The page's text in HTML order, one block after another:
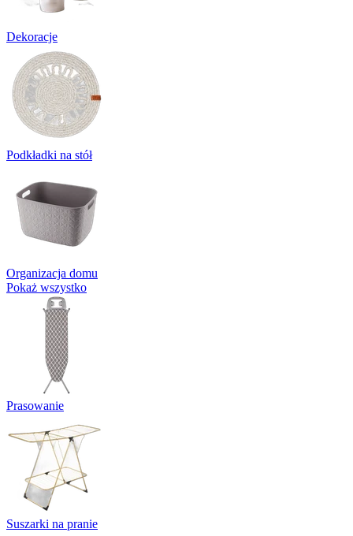
Dekoracje
Podkładki na stół
Organizacja domu
Pokaż wszystko
Prasowanie
Suszarki na pranie